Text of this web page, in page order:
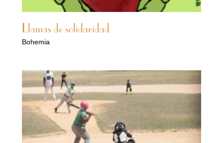
Llamas de solidaridad
Bohemia